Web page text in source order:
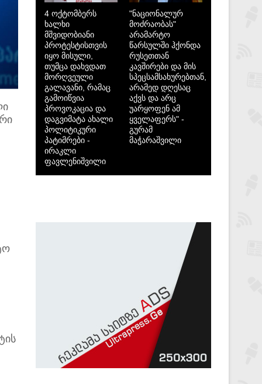
4 ოქტომბერს
ხალხი
მშვიდობიანი
პროტესტისთვის
იყო მისული,
თუმცა დახვდათ
მორღვეული
გალავანი, რამაც
გამოიწვია
პროვოკაცია და
დაგვიმატა ახალი
პოლიტიკური
პატიმრები -
ირაკლი
ფავლენიშვილი
"ნაციონალურ
მოძრაობას"
არამარტო
წარსულში ჰქონდა
რუსეთთან
კავშირები და მის
სპეცსამსახურებთან,
არამედ დღესაც
აქვს და არც
უარყოფენ ამ
ყველაფერს" -
გურამ
მაჭარაშვილი